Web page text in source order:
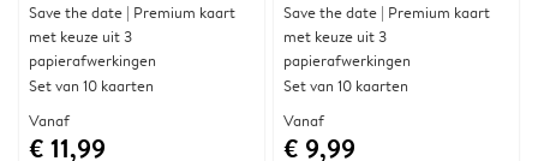
Save the date | Premium kaart
met keuze uit 3
papierafwerkingen
Set van 10 kaarten
Vanaf
€ 11,99
Save the date | Premium kaart
met keuze uit 3
papierafwerkingen
Set van 10 kaarten
Vanaf
€ 9,99